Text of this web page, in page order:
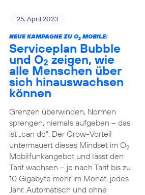
25. April 2023
NEUE KAMPAGNE ZU O2MOBILE:
Serviceplan Bubble
und O2 zeigen, wie
alle Menschen über
sich hinauswachsen
können
Grenzen überwinden, Normen
sprengen, niemals aufgeben – das
ist „can do“. Der Grow-Vorteil
untermauert dieses Mindset im O2
Mobilfunkangebot und lässt den
Tarif wachsen – je nach Tarif bis zu
10 Gigabyte mehr im Monat, jedes
Jahr. Automatisch und ohne